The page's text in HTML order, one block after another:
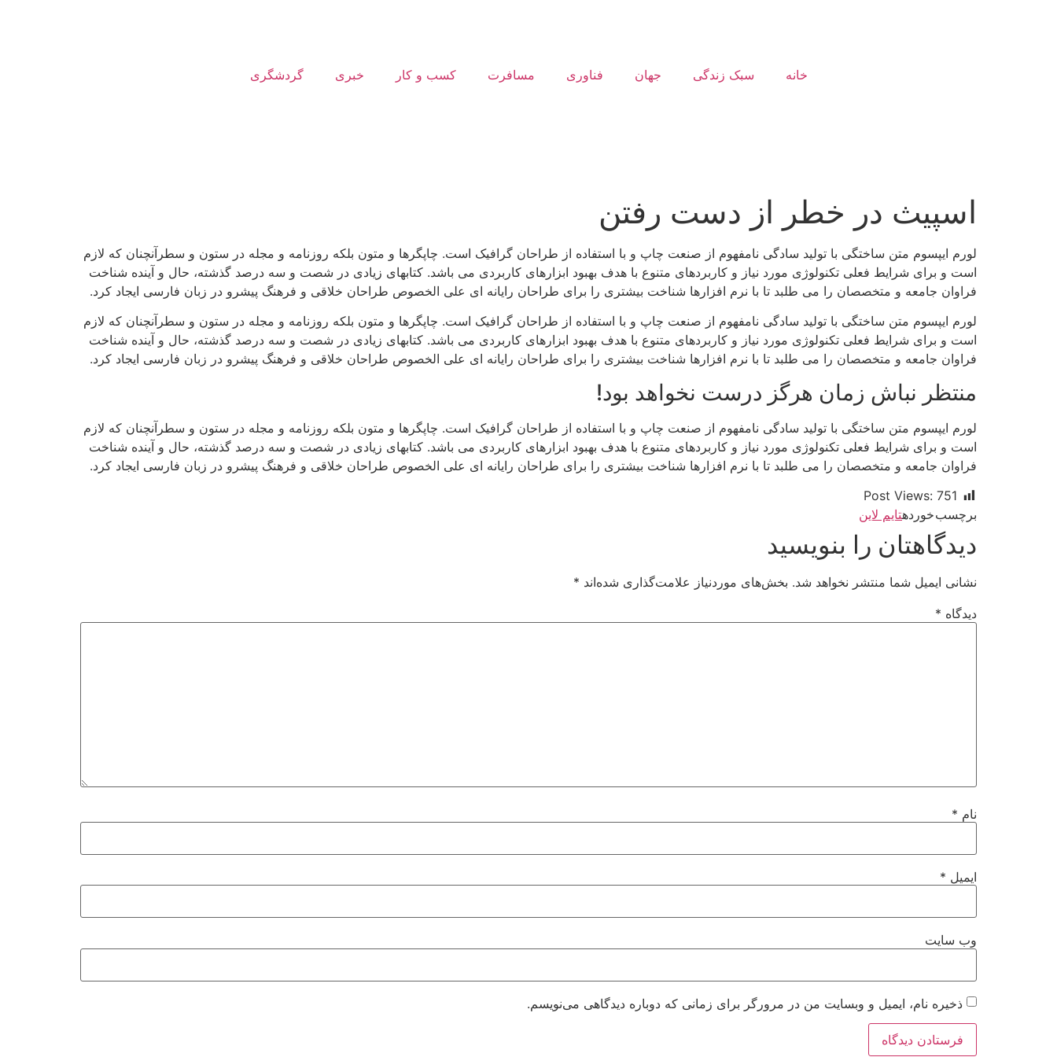
خانه سبک زندگی جهان فناوری مسافرت کسب و کار خبری گردشگری
اسپیث در خطر از دست رفتن
لورم ایپسوم متن ساختگی با تولید سادگی نامفهوم از صنعت چاپ و با استفاده از طراحان گرافیک است. چاپگرها و متون بلکه روزنامه و مجله در ستون و سطرآنچنان که لازم
است و برای شرایط فعلی تکنولوژی مورد نیاز و کاربردهای متنوع با هدف بهبود ابزارهای کاربردی می باشد. کتابهای زیادی در شصت و سه درصد گذشته، حال و آینده شناخت
فراوان جامعه و متخصصان را می طلبد تا با نرم افزارها شناخت بیشتری را برای طراحان رایانه ای علی الخصوص طراحان خلاقی و فرهنگ پیشرو در زبان فارسی ایجاد کرد.
لورم ایپسوم متن ساختگی با تولید سادگی نامفهوم از صنعت چاپ و با استفاده از طراحان گرافیک است. چاپگرها و متون بلکه روزنامه و مجله در ستون و سطرآنچنان که لازم
است و برای شرایط فعلی تکنولوژی مورد نیاز و کاربردهای متنوع با هدف بهبود ابزارهای کاربردی می باشد. کتابهای زیادی در شصت و سه درصد گذشته، حال و آینده شناخت
فراوان جامعه و متخصصان را می طلبد تا با نرم افزارها شناخت بیشتری را برای طراحان رایانه ای علی الخصوص طراحان خلاقی و فرهنگ پیشرو در زبان فارسی ایجاد کرد.
منتظر نباش زمان هرگز درست نخواهد بود!
لورم ایپسوم متن ساختگی با تولید سادگی نامفهوم از صنعت چاپ و با استفاده از طراحان گرافیک است. چاپگرها و متون بلکه روزنامه و مجله در ستون و سطرآنچنان که لازم
است و برای شرایط فعلی تکنولوژی مورد نیاز و کاربردهای متنوع با هدف بهبود ابزارهای کاربردی می باشد. کتابهای زیادی در شصت و سه درصد گذشته، حال و آینده شناخت
فراوان جامعه و متخصصان را می طلبد تا با نرم افزارها شناخت بیشتری را برای طراحان رایانه ای علی الخصوص طراحان خلاقی و فرهنگ پیشرو در زبان فارسی ایجاد کرد.
Post Views: 751
برچسب خوردهتایم لاین
دیدگاهتان را بنویسید
نشانی ایمیل شما منتشر نخواهد شد. بخش‌های موردنیاز علامت‌گذاری شده‌اند *
دیدگاه *
نام *
ایمیل *
وب‌ سایت
ذخیره نام، ایمیل و وبسایت من در مرورگر برای زمانی که دوباره دیدگاهی می‌نویسم.